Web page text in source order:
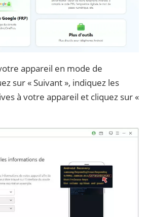
appareil en mode de
sur « Suivant », indiquez les
à votre appareil et cliquez sur «